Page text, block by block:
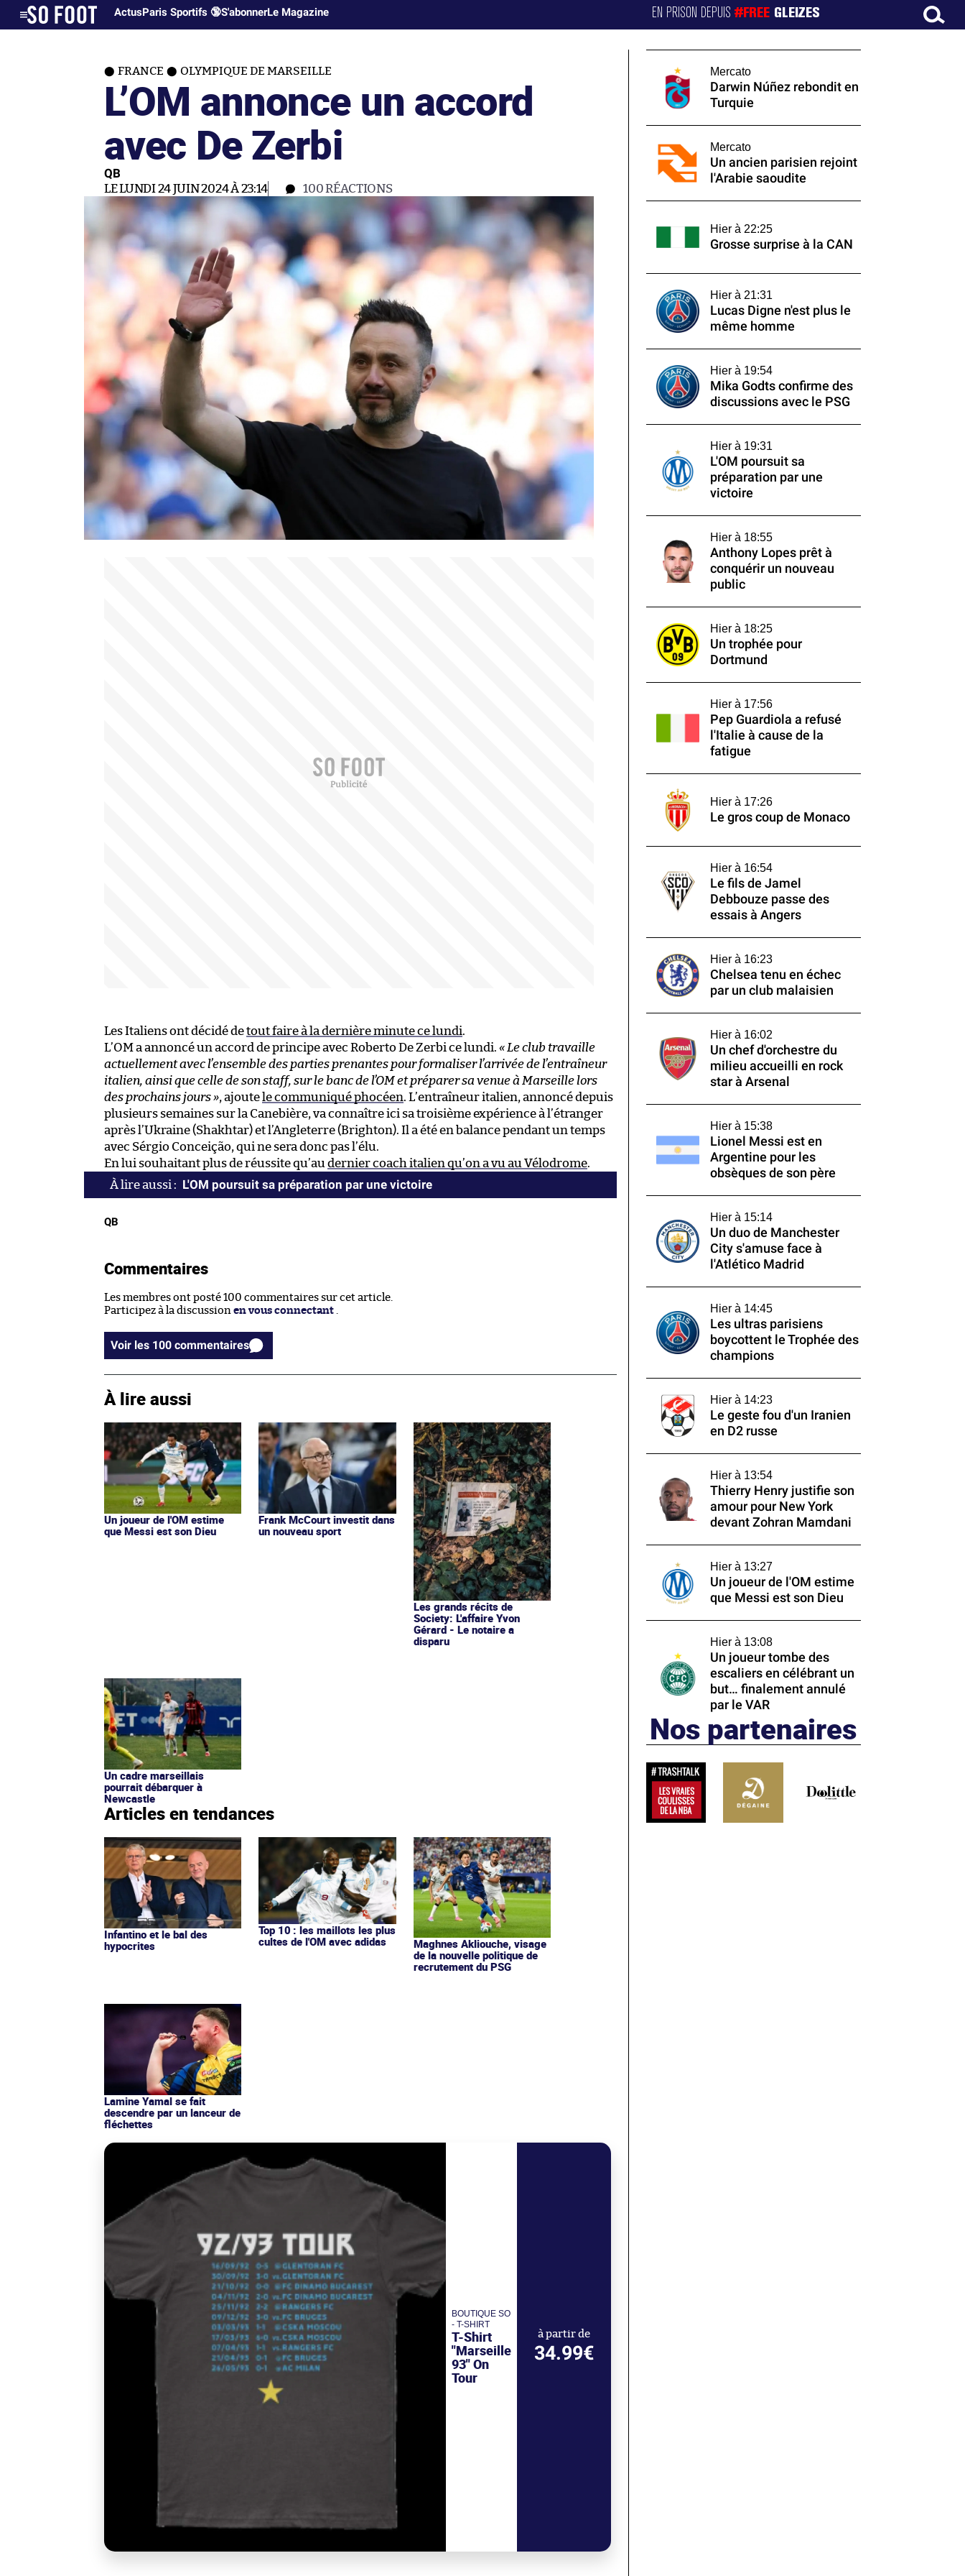
ActusParis Sportifs 🔞S'abonnerLe Magazine EN PRISON DEPUIS#FREE GLEIZES
FRANCE OLYMPIQUE DE MARSEILLE
L’OM annonce un accord
avec De Zerbi
QB
LE LUNDI 24 JUIN 2024 À 23:14 100RÉACTIONS
Les Italiens ont décidé detout faire à la dernière minute ce lundi.
L’OM a annoncé un accord de principe avec Roberto De Zerbi ce lundi. « Le club travaille
actuellement avec l’ensemble des parties prenantes pour formaliser l’arrivée de l’entraîneur
italien, ainsi que celle de son staff, sur le banc de l’OM et préparer sa venue à Marseille lors
des prochains jours », ajoute le communiqué phocéen. L’entraîneur italien, annoncé depuis
plusieurs semaines sur la Canebière, va connaître ici sa troisième expérience à l’étranger
après l’Ukraine (Shakhtar) et l’Angleterre (Brighton). Il a été en balance pendant un temps
avec Sérgio Conceição, qui ne sera donc pas l’élu.
En lui souhaitant plus de réussite qu’au dernier coach italien qu’on a vu au Vélodrome.
L'OM poursuit sa préparation par une victoire
QB
Commentaires
Les membres ont posté 100 commentaires sur cet article.
Participez à la discussion en vous connectant .
Voir les 100 commentaires
À lire aussi
Un joueur de l'OM estime
que Messi est son Dieu
Frank McCourt investit dans
un nouveau sport
Les grands récits de
Society: L'affaire Yvon
Gérard - Le notaire a
disparu
Un cadre marseillais
pourrait débarquer à
Newcastle
Articles en tendances
Infantino et le bal des
hypocrites
Top 10 : les maillots les plus
cultes de l'OM avec adidas
Maghnes Akliouche, visage
de la nouvelle politique de
recrutement du PSG
Lamine Yamal se fait
descendre par un lanceur de
fléchettes
BOUTIQUE SO
- T-SHIRT
T-Shirt
"Marseille
93" On
Tour
à partir de
34.99€
Mercato
Darwin Núñez rebondit en
Turquie
Mercato
Un ancien parisien rejoint
l'Arabie saoudite
Hier à 22:25
Grosse surprise à la CAN
Hier à 21:31
Lucas Digne n'est plus le
même homme
Hier à 19:54
Mika Godts confirme des
discussions avec le PSG
Hier à 19:31
L'OM poursuit sa
préparation par une
victoire
Hier à 18:55
Anthony Lopes prêt à
conquérir un nouveau
public
Hier à 18:25
Un trophée pour
Dortmund
Hier à 17:56
Pep Guardiola a refusé
l'Italie à cause de la
fatigue
Hier à 17:26
Le gros coup de Monaco
Hier à 16:54
Le fils de Jamel
Debbouze passe des
essais à Angers
Hier à 16:23
Chelsea tenu en échec
par un club malaisien
Hier à 16:02
Un chef d'orchestre du
milieu accueilli en rock
star à Arsenal
Hier à 15:38
Lionel Messi est en
Argentine pour les
obsèques de son père
Hier à 15:14
Un duo de Manchester
City s'amuse face à
l'Atlético Madrid
Hier à 14:45
Les ultras parisiens
boycottent le Trophée des
champions
Hier à 14:23
Le geste fou d'un Iranien
en D2 russe
Hier à 13:54
Thierry Henry justifie son
amour pour New York
devant Zohran Mamdani
Hier à 13:27
Un joueur de l'OM estime
que Messi est son Dieu
Hier à 13:08
Un joueur tombe des
escaliers en célébrant un
but… finalement annulé
par le VAR
Nos partenaires